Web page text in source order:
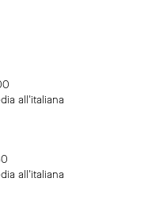
all'italiana
all'italiana